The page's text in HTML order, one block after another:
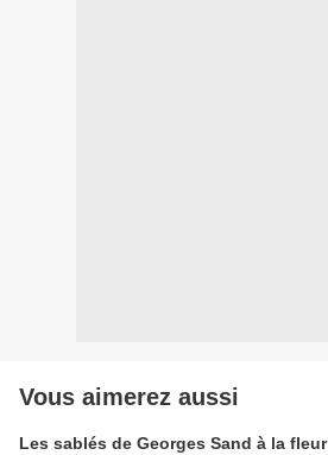
Vous aimerez aussi
Les sablés de Georges Sand à la fleur